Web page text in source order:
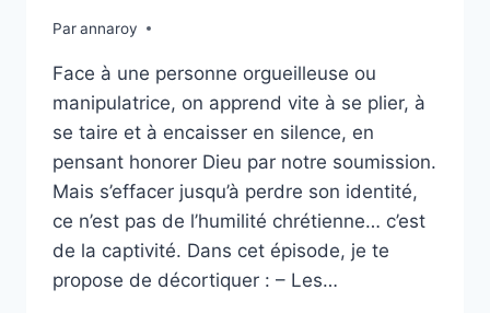
Parannaroy
Face à une personne orgueilleuse ou
manipulatrice, on apprend vite à se plier, à
se taire et à encaisser en silence, en
pensant honorer Dieu par notre soumission.
Mais s’effacer jusqu’à perdre son identité,
ce n’est pas de l’humilité chrétienne… c’est
de la captivité. Dans cet épisode, je te
propose de décortiquer : – Les…